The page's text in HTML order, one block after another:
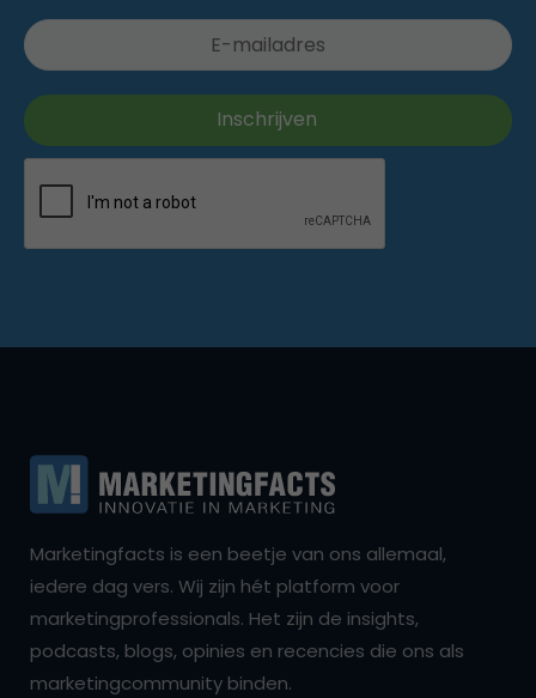
Marketingfacts is een beetje van ons allemaal,
iedere dag vers. Wij zijn hét platform voor
marketingprofessionals. Het zijn de insights,
podcasts, blogs, opinies en recencies die ons als
marketingcommunity binden.